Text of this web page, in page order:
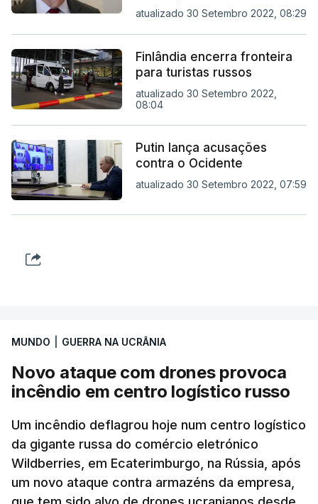
atualizado 30 Setembro 2022, 08:29
Finlândia encerra fronteira
para turistas russos
atualizado 30 Setembro 2022,
08:04
Putin lança acusações
contra o Ocidente
atualizado 30 Setembro 2022, 07:59
MUNDO GUERRA NA UCRÂNIA
Novo ataque com drones provoca
incêndio em centro logístico russo
Um incêndio deflagrou hoje num centro logístico
da gigante russa do comércio eletrónico
Wildberries, em Ecaterimburgo, na Rússia, após
um novo ataque contra armazéns da empresa,